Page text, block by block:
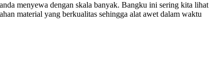
menyewa dengan skala banyak. Bangku ini sering kita lihat
material yang berkualitas sehingga alat awet dalam waktu